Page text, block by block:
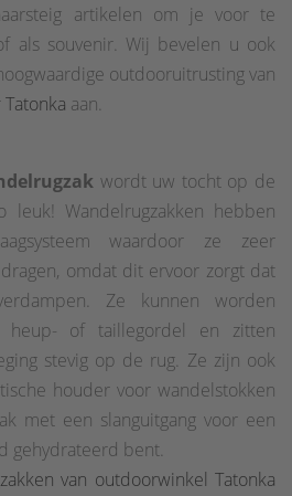
artikelen om je voor te
als souvenir. Wij bevelen u ook
outdooruitrusting van
Tatonka aan.
wordt uw tocht op de
leuk! Wandelrugzakken hebben
waardoor ze zeer
omdat dit ervoor zorgt dat
Ze kunnen worden
heup- of taillegordel en zitten
stevig op de rug. Ze zijn ook
houder voor wandelstokken
met een slanguitgang voor een
gehydrateerd bent.
van outdoorwinkel Tatonka